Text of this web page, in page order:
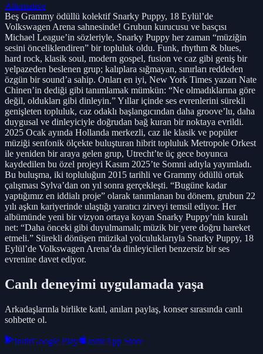
Alternative
Beş Grammy ödüllü kolektif Snarky Puppy, 18 Eylül’de
Volkswagen Arena sahnesinde! Grubun kurucusu ve basçısı
Michael League’in sözleriyle, Snarky Puppy her zaman “müziğin
sesini önceliklendiren” bir topluluk oldu. Funk, rhythm & blues,
hard rock, klasik soul, modern gospel, fusion ve caz gibi geniş bir
yelpazeden beslenen grup; kalıplara sığmayan, sınırları reddeden
özgün bir sound’a sahip. Onları en iyi, New York Times yazarı Nate
Chinen’in dediği gibi tanımlamak mümkün: “Ne olmadıklarına göre
değil, oldukları gibi dinleyin.” Yıllar içinde ses evrenlerini sürekli
genişleten topluluk, caz odaklı başlangıcından daha groove’lu, daha
duygusal ve dinleyiciyle doğrudan bağ kuran bir noktaya evrildi.
2025 Ocak ayında Hollanda merkezli, caz ile klasik ve popüler
müziği senfonik ölçekte buluşturan hibrit topluluk Metropole Orkest
ile yeniden bir araya gelen grup, Utrecht’te üç gece boyunca
kaydedilen bu özel projeyi Kasım 2025’te Somni adıyla yayımladı.
Bu buluşma, iki topluluğun 2015 tarihli ve Grammy ödüllü ortak
çalışması Sylva’dan on yıl sonra gerçekleşti. “Bugüne kadar
yaptığımız en iddialı proje” olarak tanımlanan bu dönem, grubun 22
yılı aşkın kariyerinde ulaştığı yaratıcı zirveyi temsil ediyor. Her
albümünde yeni bir vizyon ortaya koyan Snarky Puppy’nin kuralı
net: “Daha önceki gibi duyulmamalı; müzik bir yere doğru hareket
etmeli.” Sürekli dönüşen müzikal yolculuklarıyla Snarky Puppy, 18
Eylül’de Volkswagen Arena’da dinleyicileri benzersiz bir ses
evrenine davet ediyor.
Canlı deneyimi uygulamada yaşa
Arkadaşlarınla birlikte katıl, anıları paylaş, konser sırasında canlı
sohbette ol.
IndirGoogle Play IndirApp Store